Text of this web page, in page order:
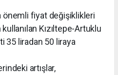
önemli fiyat değişiklikleri
Kızıltepe-Artuklu
35 liradan 50 liraya
artışlar,